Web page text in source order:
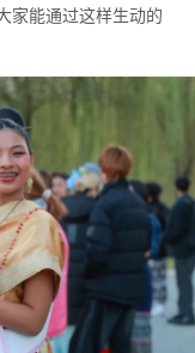
家能通过这样生动的